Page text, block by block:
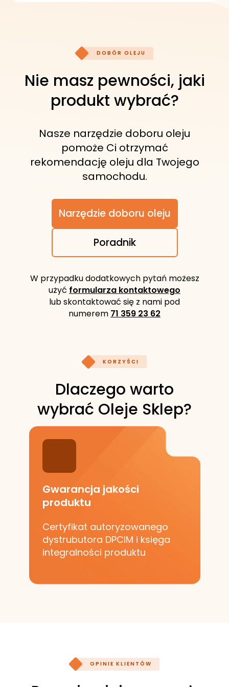
DOBÓR OLEJU
Nie masz pewności, jaki
produkt wybrać?
Nasze narzędzie doboru oleju
pomoże Ci otrzymać
rekomendację oleju dla Twojego
samochodu.
Narzędzie doboru oleju
Poradnik
W przypadku dodatkowych pytań możesz
użyć formularza kontaktowego
lub skontaktować się z nami pod
numerem 71 359 23 62
KORZYŚCI
Dlaczego warto
wybrać Oleje Sklep?
Gwarancja jakości
produktu
Certyfikat autoryzowanego
dystrubutora DPCIM i księga
integralności produktu
OPINIE KLIENTÓW